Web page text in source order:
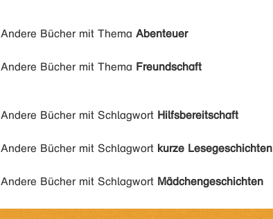
Andere Bücher mit Thema Abenteuer
Andere Bücher mit Thema Freundschaft
Andere Bücher mit Schlagwort Hilfsbereitschaft
Andere Bücher mit Schlagwort kurze Lesegeschichten
Andere Bücher mit Schlagwort Mädchengeschichten